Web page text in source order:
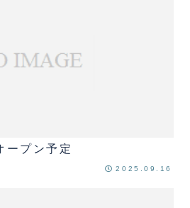
プン予定
2025.09.16